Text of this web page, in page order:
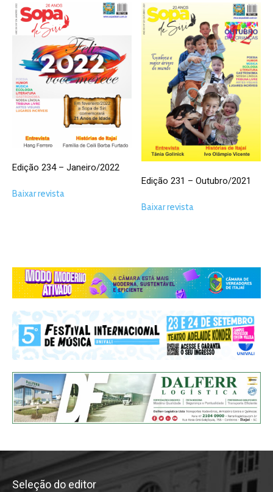
Edição 234 – Janeiro/2022
Baixar revista
Edição 231 – Outubro/2021
Baixar revista
Seleção do editor